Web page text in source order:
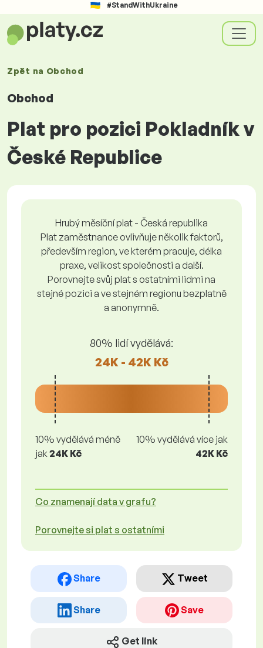
#StandWithUkraine
Zpět na Obchod
Obchod
Plat pro pozici Pokladník v
České Republice
Hrubý měsíční plat - Česká republika
Plat zaměstnance ovlivňuje několik faktorů,
především region, ve kterém pracuje, délka
praxe, velikost společnosti a další.
Porovnejte svůj plat s ostatními lidmi na
stejné pozici a ve stejném regionu bezplatně
a anonymně.
80% lidí vydělává:
24K - 42K Kč
10% vydělává méně
jak24K Kč
10% vydělává více jak
42K Kč
Co znamenají data v grafu?
Porovnejte si plat s ostatními
Share Tweet
Share Save
Get link